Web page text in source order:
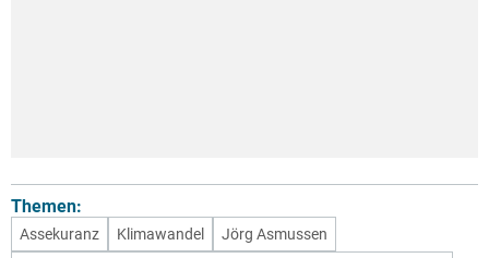
Themen:
Assekuranz Klimawandel
Jörg Asmussen